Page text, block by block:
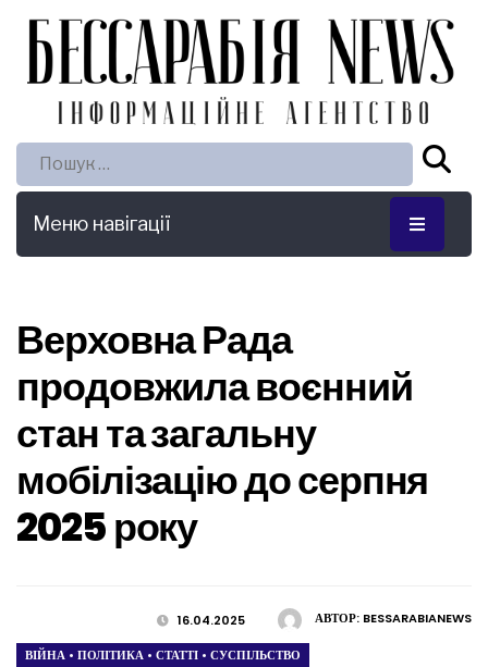
Пошук:
Меню навігації
Верховна Рада
продовжила воєнний
стан та загальну
мобілізацію до серпня
2025 року
АВТОР: BESSARABIANEWS
16.04.2025
ВІЙНА • ПОЛІТИКА • СТАТТІ • СУСПІЛЬСТВО